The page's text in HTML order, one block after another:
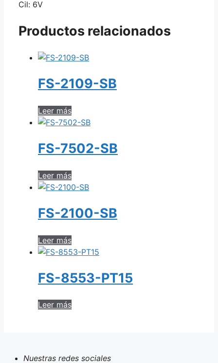
Cil: 6V
Productos relacionados
FS-2109-SB
Leer más
FS-7502-SB
Leer más
FS-2100-SB
Leer más
FS-8553-PT15
Leer más
Nuestras redes sociales